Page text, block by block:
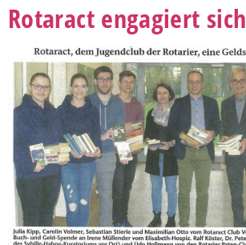
Rotaract engagiert sich